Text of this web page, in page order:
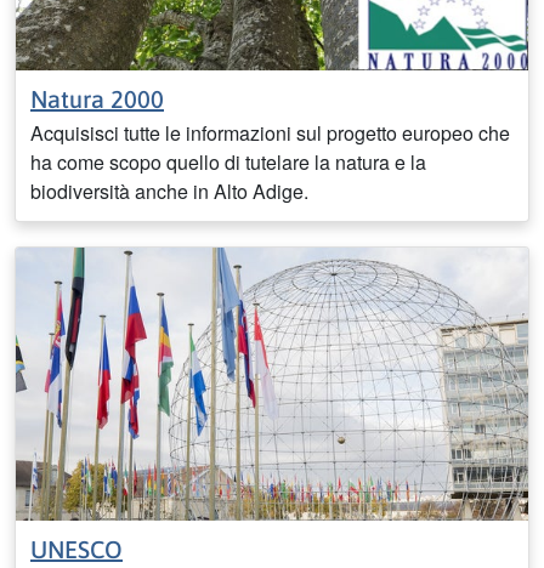
Natura 2000
Acquisisci tutte le informazioni sul progetto europeo che
ha come scopo quello di tutelare la natura e la
biodiversità anche in Alto Adige.
UNESCO